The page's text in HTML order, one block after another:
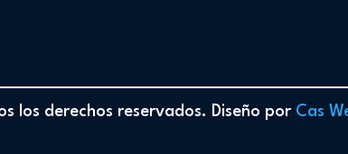
los derechos reservados. Diseño por Cas